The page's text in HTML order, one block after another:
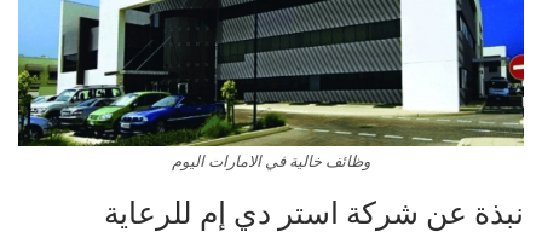
وظائف خالية في الامارات اليوم
نبذة عن شركة استر دي إم للرعاية